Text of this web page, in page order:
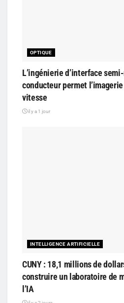
OPTIQUE
L’ingénierie d’interface
conducteur permet
vitesse
il y a 1 jour
INTELLIGENCE ARTIFICIELLE
CUNY : 18,1 millions de
construire un laboratoire de
l’IA